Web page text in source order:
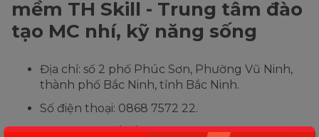
mềm TH Skill - Trung tâm đào
tạo MC nhí, kỹ năng sống
Địa chỉ: số 2 phố Phúc Sơn, Phường Vũ Ninh,
thành phố Bắc Ninh, tỉnh Bắc Ninh.
Số điện thoại: 0868 7572 22.
Hoạt động: 15/01/2020.